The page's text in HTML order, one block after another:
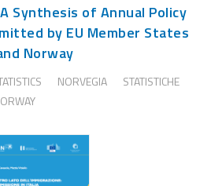
Synthesis of Annual Policy
by EU Member States
Norway
NORVEGIA
STATISTICHE